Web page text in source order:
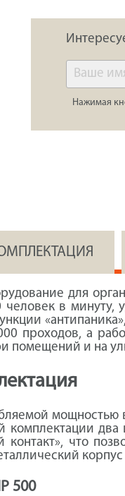
Нажимая
для
человек в
проходов, а
помещений и на
два
что
500